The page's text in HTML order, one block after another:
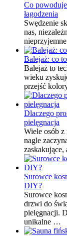
Co
łagodzenia
Swędzenie
nas,
Balejaż: co
Balejaż to
wieku
przejść
Dlaczego
pielęgnacja
Wiele osób z
nagle
Surowce
DIY?
Surowce
drzwi do
pielęgnacji.
unikalne …